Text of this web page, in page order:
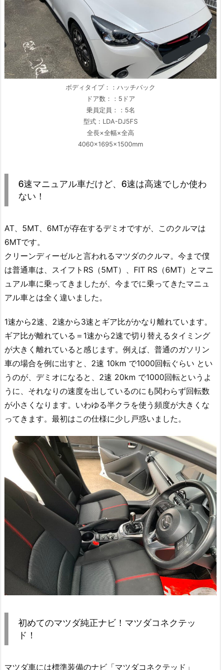
ボディタイプ：：ハッチバック
ドア数：：5ドア
乗員定員：：5名
型式：LDA-DJ5FS
全長×全幅×全高
4060×1695×1500mm
6速マニュアル車だけど、6速は高速でしか使わ
ない！
AT、5MT、6MTが存在するデミオですが、このクルマは
6MTです。
クリーンディーゼルと言われるマツダのクルマ。今まで僕
は普通車は、スイフトRS（5MT）、FIT RS（6MT）とマニ
ュアル車に乗ってきましたが、今までに乗ってきたマニュ
アル車とは全く違いました。
1速から2速、2速から3速とギア比がかなり離れています。
ギア比が離れている＝1速から2速で切り替えるタイミング
が大きく離れていると感じます。例えば、普通のガソリン
車の場合を例に出すと、2速 10km で1000回転ぐらい とい
うのが、デミオになると、2速 20km で1000回転というよ
うに、それなりの速度を出しているのにも関わらず回転数
が小さくなります。いわゆる半クラを使う頻度が大きくな
ってきます。最初はこの仕様に少し戸惑いました。
初めてのマツダ純正ナビ！マツダコネクテッ
ド！
マツダ車には標準装備のナビ「マツダコネクテッド」